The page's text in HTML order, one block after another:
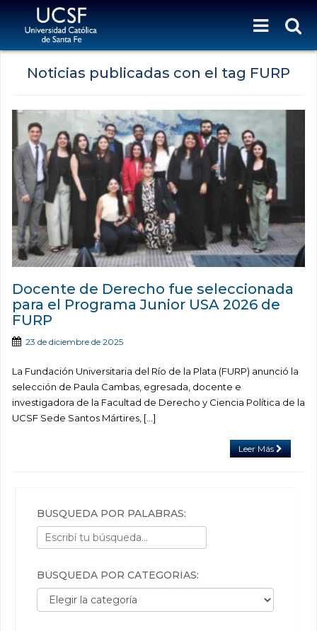
Noticias publicadas con el tag FURP
Docente de Derecho fue seleccionada
para el Programa Junior USA 2026 de
FURP
23 de diciembre de 2025
La Fundación Universitaria del Río de la Plata (FURP) anunció la
selección de Paula Cambas, egresada, docente e
investigadora de la Facultad de Derecho y Ciencia Política de la
UCSF Sede Santos Mártires, […]
Leer Más
BÚSQUEDA POR PALABRAS:
BÚSQUEDA POR CATEGORÍAS:
Búsqueda por categorías: